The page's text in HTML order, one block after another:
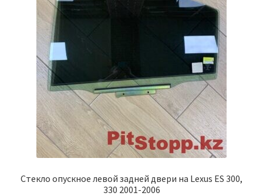
Стекло опускное левой задней двери на Lexus ES 300,
330 2001-2006